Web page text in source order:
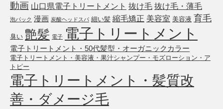
動画 山口県電子トリートメント 抜け毛 抜け毛・薄毛
泡パック 漫画 炭酸ヘッドスパ 細い髪 縮毛矯正 美容室 美容液 育毛
臭い 艶髪 電子 電子トリートメント
電子トリートメント・50代髪型・オーガニックカラー
電子トリートメント・美容液・果汁シャンプー・モズローション・ア
トピー
電子トリートメント・髪質改
善・ダメージ毛